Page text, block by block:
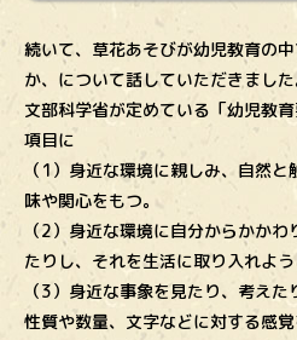
続いて、草花あそびが幼児教育の
か、について話していただきました
文部科学省が定めている「幼児教
項目に
（1）身近な環境に親しみ、自然
味や関心をもつ。
（2）身近な環境に自分からかか
たりし、それを生活に取り入れよう
（3）身近な事象を見たり、考え
性質や数量、文字などに対する感覚